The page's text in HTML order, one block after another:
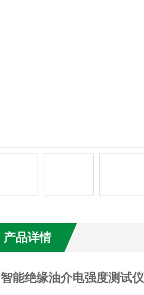
产品详情
智能绝缘油介电强度测试仪